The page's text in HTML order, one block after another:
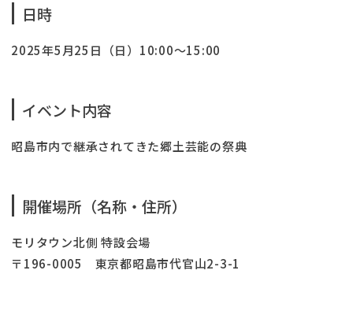
日時
2025年5月25日（日）10:00～15:00
イベント内容
昭島市内で継承されてきた郷土芸能の祭典
開催場所（名称・住所）
モリタウン北側 特設会場
〒196-0005 東京都昭島市代官山2-3-1